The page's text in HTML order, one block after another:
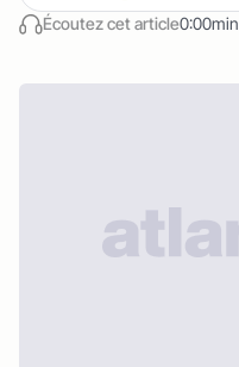
Écoutez cet article0:00min